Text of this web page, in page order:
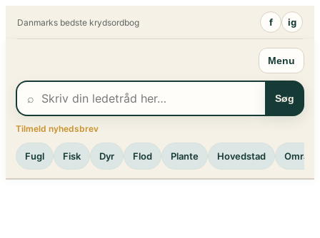
Danmarks bedste krydsordbog f ig
Menu
⌕ Søg
Tilmeld nyhedsbrev
Fugl Fisk Dyr Flod Plante Hovedstad Område